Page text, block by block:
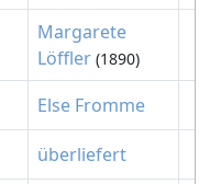
Margarete
Löffler (1890)
Else Fromme
überliefert